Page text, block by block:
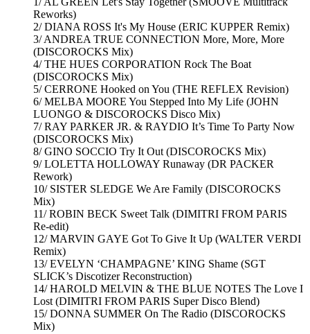
Reworks)
2/ DIANA ROSS It's My House (ERIC KUPPER Remix)
3/ ANDREA TRUE CONNECTION More, More, More
(DISCOROCKS Mix)
4/ THE HUES CORPORATION Rock The Boat
(DISCOROCKS Mix)
5/ CERRONE Hooked on You (THE REFLEX Revision)
6/ MELBA MOORE You Stepped Into My Life (JOHN
LUONGO & DISCOROCKS Disco Mix)
7/ RAY PARKER JR. & RAYDIO It’s Time To Party Now
(DISCOROCKS Mix)
8/ GINO SOCCIO Try It Out (DISCOROCKS Mix)
9/ LOLETTA HOLLOWAY Runaway (DR PACKER
Rework)
10/ SISTER SLEDGE We Are Family (DISCOROCKS
Mix)
11/ ROBIN BECK Sweet Talk (DIMITRI FROM PARIS
Re-edit)
12/ MARVIN GAYE Got To Give It Up (WALTER VERDI
Remix)
13/ EVELYN ‘CHAMPAGNE’ KING Shame (SGT
SLICK’s Discotizer Reconstruction)
14/ HAROLD MELVIN & THE BLUE NOTES The Love I
Lost (DIMITRI FROM PARIS Super Disco Blend)
15/ DONNA SUMMER On The Radio (DISCOROCKS
Mix)